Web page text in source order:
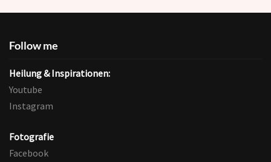
Follow me
Heilung & Inspirationen:
Youtube
Instagram
Fotografie
Facebook